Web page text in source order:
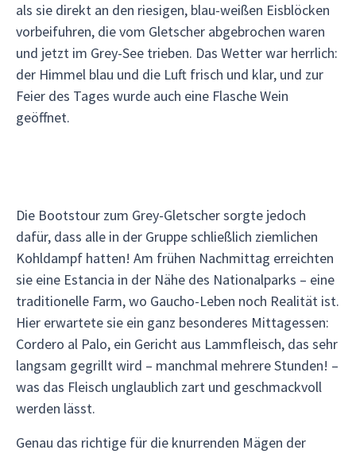
als sie direkt an den riesigen, blau-weißen Eisblöcken
vorbeifuhren, die vom Gletscher abgebrochen waren
und jetzt im Grey-See trieben. Das Wetter war herrlich:
der Himmel blau und die Luft frisch und klar, und zur
Feier des Tages wurde auch eine Flasche Wein
geöffnet.
Die Bootstour zum Grey-Gletscher sorgte jedoch
dafür, dass alle in der Gruppe schließlich ziemlichen
Kohldampf hatten! Am frühen Nachmittag erreichten
sie eine Estancia in der Nähe des Nationalparks – eine
traditionelle Farm, wo Gaucho-Leben noch Realität ist.
Hier erwartete sie ein ganz besonderes Mittagessen:
Cordero al Palo, ein Gericht aus Lammfleisch, das sehr
langsam gegrillt wird – manchmal mehrere Stunden! –
was das Fleisch unglaublich zart und geschmackvoll
werden lässt.
Genau das richtige für die knurrenden Mägen der